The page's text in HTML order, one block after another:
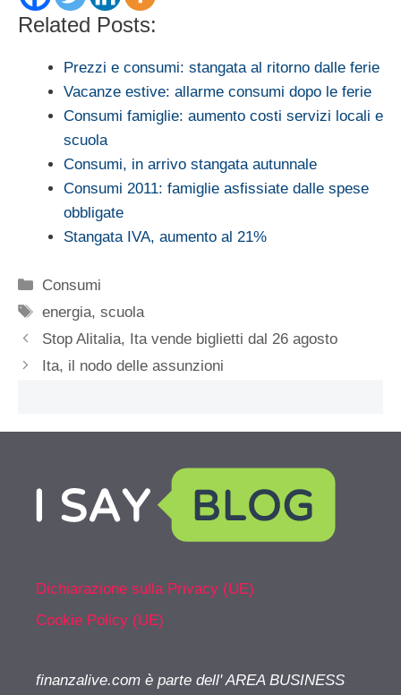
Related Posts:
Prezzi e consumi: stangata al ritorno dalle ferie
Vacanze estive: allarme consumi dopo le ferie
Consumi famiglie: aumento costi servizi locali e
scuola
Consumi, in arrivo stangata autunnale
Consumi 2011: famiglie asfissiate dalle spese
obbligate
Stangata IVA, aumento al 21%
Categorie
Consumi
Tag
energia,scuola
Stop Alitalia, Ita vende biglietti dal 26 agosto
Ita, il nodo delle assunzioni
Dichiarazione sulla Privacy (UE)
Cookie Policy (UE)
finanzalive.com è parte dell' AREA BUSINESS